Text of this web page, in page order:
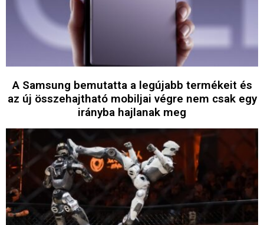
A Samsung bemutatta a legújabb termékeit és
az új összehajtható mobiljai végre nem csak egy
irányba hajlanak meg